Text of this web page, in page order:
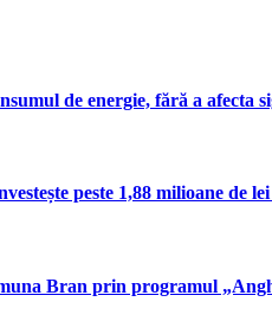
de energie, fără a afecta
peste 1,88 milioane de
Bran prin programul